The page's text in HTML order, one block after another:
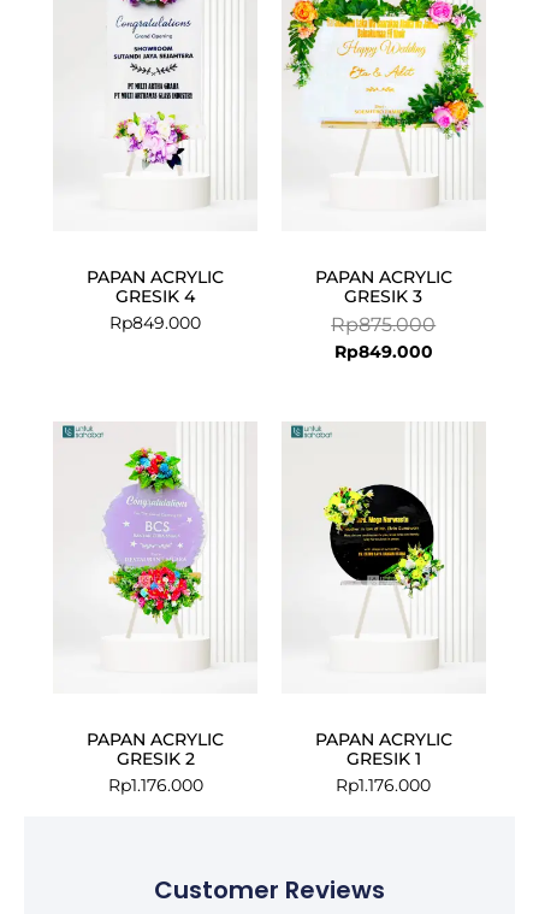
PAPAN ACRYLIC
GRESIK 4
Rp849.000
PAPAN ACRYLIC
GRESIK 3
Rp875.000
was:
Rp875.000.
Rp849.000
is:
Rp849.000.
PAPAN ACRYLIC
GRESIK 2
Rp1.176.000
PAPAN ACRYLIC
GRESIK 1
Rp1.176.000
Customer Reviews